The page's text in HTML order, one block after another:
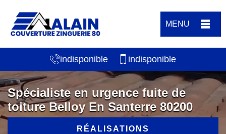
MENU
indisponible indisponible
Spécialiste en urgence fuite de
toiture Belloy En Santerre 80200
RÉALISATIONS